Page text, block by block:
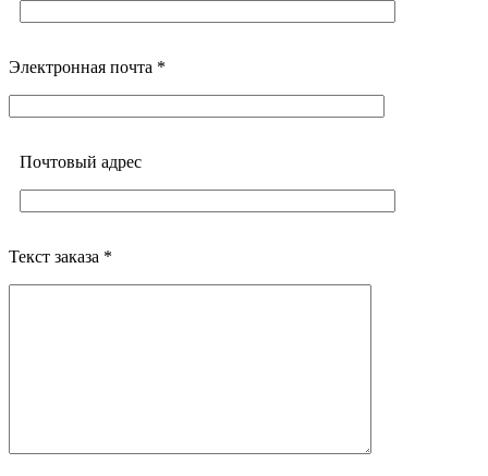
Электронная почта *
Почтовый адреc
Текст заказа *